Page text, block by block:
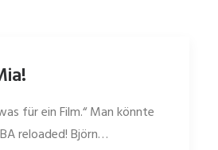
für ein Film.“ Man könnte
reloaded! Björn…